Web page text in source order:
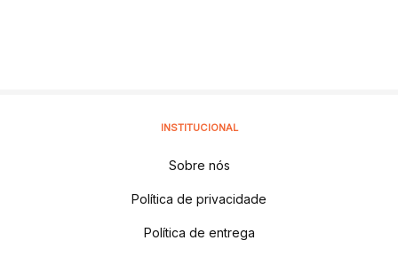
INSTITUCIONAL
Sobre nós
Política de privacidade
Política de entrega